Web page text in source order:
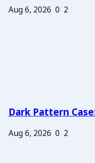
Aug 6, 2026 0 2
Dark Pattern
Aug 6, 2026 0 2